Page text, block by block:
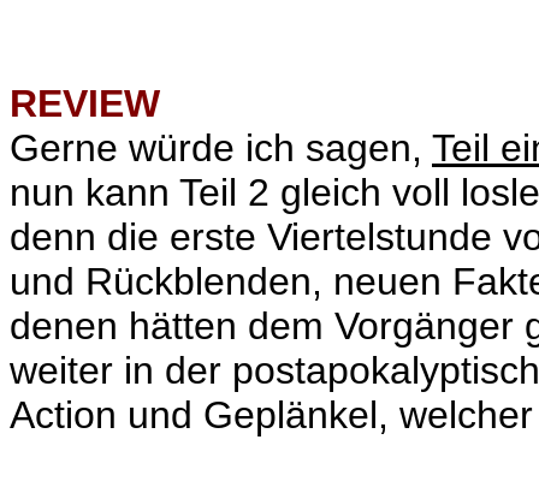
REVIEW
Gerne würde ich sagen, Teil
nun kann Teil 2 gleich voll
denn die erste Viertelstunde
und Rückblenden, neuen
denen hätten dem Vorgänger
weiter in der
Action und Geplänkel,